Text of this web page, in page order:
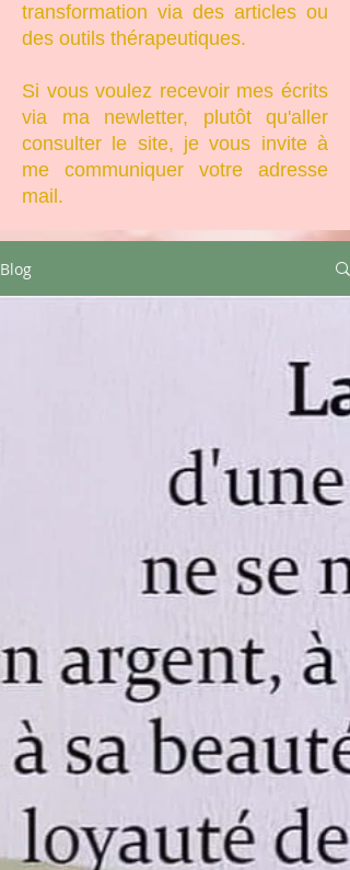
transformation via des articles ou
des outils thérapeutiques.
Si vous voulez recevoir mes écrits
via ma newletter, plutôt qu'aller
consulter le site, je vous invite à
me communiquer votre adresse
mail.
Blog